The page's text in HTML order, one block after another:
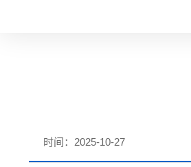
时间：2025-10-27